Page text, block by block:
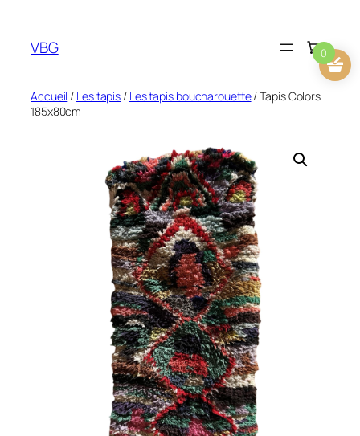
contenu
VBG
Accueil / Les tapis / Les tapis boucharouette/ Tapis Colors
185x80cm
0